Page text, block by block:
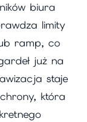
biura
limity
ramp, co
już na
staje
która